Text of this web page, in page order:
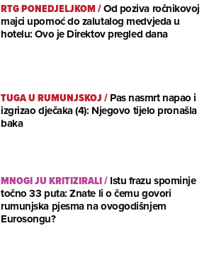
RTG PONEDJELJKOM/Od poziva ročnikovoj
majci upomoć do zalutalog medvjeda u
hotelu: Ovo je Direktov pregled dana
TUGA U RUMUNJSKOJ/Pas nasmrt napao i
izgrizao dječaka (4): Njegovo tijelo pronašla
baka
MNOGI JU KRITIZIRALI/Istu frazu spominje
točno 33 puta: Znate li o čemu govori
rumunjska pjesma na ovogodišnjem
Eurosongu?